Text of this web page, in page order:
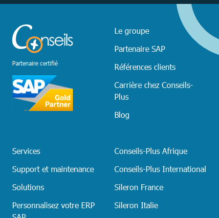
Partenaire certifié
Le groupe
Partenaire SAP
Références clients
Carrière chez Conseils-
Plus
Blog
Services
Support et maintenance
Solutions
Personnalisez votre ERP
Conseils-Plus Afrique
Conseils-Plus International
Sileron France
Sileron Italie